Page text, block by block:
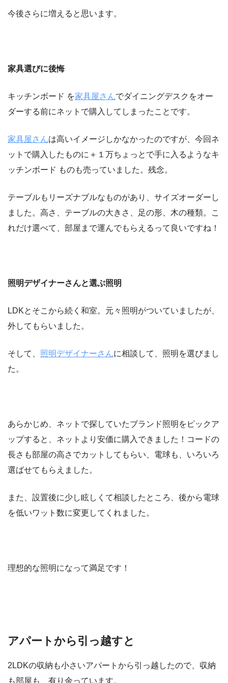
今後さらに増えると思います。
家具選びに後悔
キッチンボード を家具屋さんでダイニングデスクをオー
ダーする前にネットで購入してしまったことです。
家具屋さんは高いイメージしかなかったのですが、今回ネ
ットで購入したものに＋１万ちょっとで手に入るようなキ
ッチンボード ものも売っていました。残念。
テーブルもリーズナブルなものがあり、サイズオーダーし
ました。高さ、テーブルの大きさ、足の形、木の種類。こ
れだけ選べて、部屋まで運んでもらえるって良いですね！
照明デザイナーさんと選ぶ照明
LDKとそこから続く和室。元々照明がついていましたが、
外してもらいました。
そして、 照明デザイナーさんに相談して、照明を選びまし
た。
あらかじめ、ネットで探していたブランド照明をピックア
ップすると、ネットより安価に購入できました！コードの
長さも部屋の高さでカットしてもらい、電球も、いろいろ
選ばせてもらえました。
また、設置後に少し眩しくて相談したところ、後から電球
を低いワット数に変更してくれました。
理想的な照明になって満足です！
アパートから引っ越すと
2LDKの収納も小さいアパートから引っ越したので、収納
も部屋も、有り余っています。